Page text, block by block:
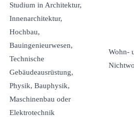
Studium in Architektur,
Innenarchitektur,
Hochbau,
Bauingenieurwesen,
Technische
Gebäudeausrüstung,
Physik, Bauphysik,
Maschinenbau oder
Elektrotechnik
Wohn-